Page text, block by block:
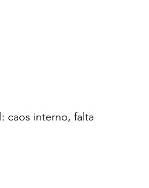
caos interno, falta